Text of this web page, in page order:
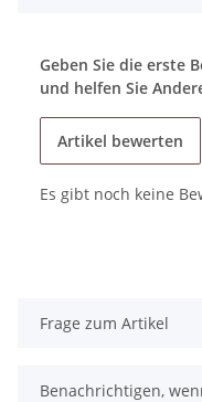
Geben Sie die erste
und helfen Sie
Artikel bewerten
Es gibt noch keine
Frage zum Artikel
Benachrichtigen,